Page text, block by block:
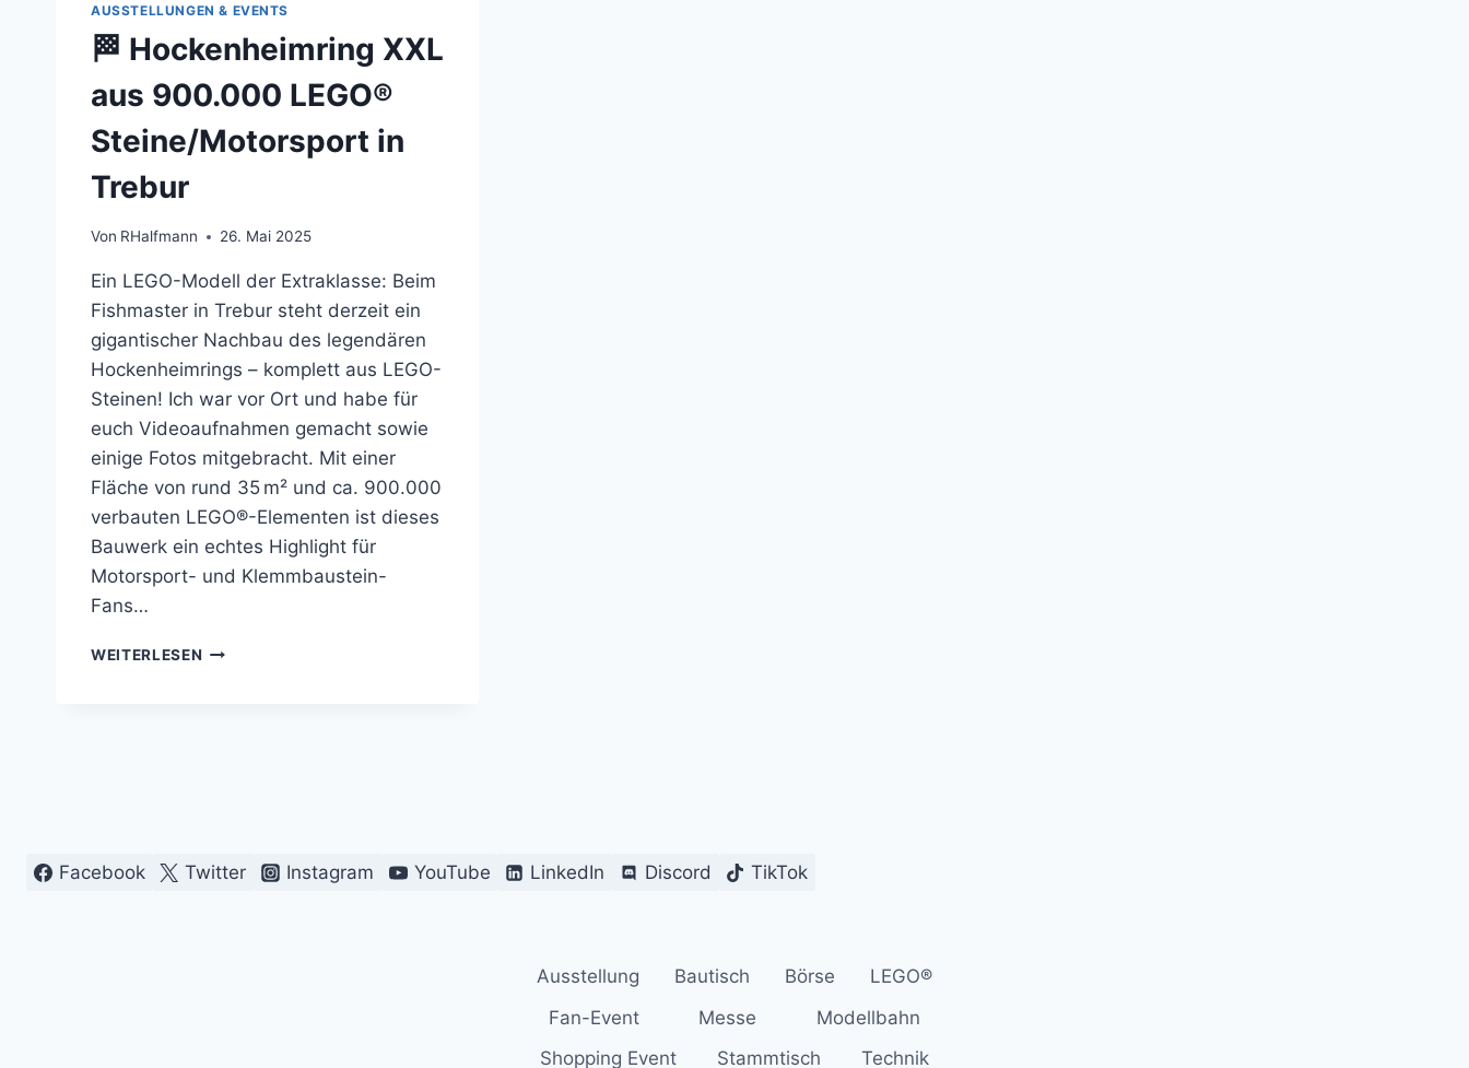
AUSSTELLUNGEN & EVENTS
🏁 Hockenheimring XXL
aus 900.000 LEGO®
Steine/Motorsport in
Trebur
Von RHalfmann 26. Mai 2025
Ein LEGO-Modell der Extraklasse: Beim
Fishmaster in Trebur steht derzeit ein
gigantischer Nachbau des legendären
Hockenheimrings – komplett aus LEGO-
Steinen! Ich war vor Ort und habe für
euch Videoaufnahmen gemacht sowie
einige Fotos mitgebracht. Mit einer
Fläche von rund 35 m² und ca. 900.000
verbauten LEGO®-Elementen ist dieses
Bauwerk ein echtes Highlight für
Motorsport- und Klemmbaustein-
Fans…
WEITERLESEN
Facebook Twitter Instagram YouTube LinkedIn Discord TikTok
Ausstellung Bautisch Börse
LEGO®
Fan-Event
Messe
Modellbahn
Shopping Event
Stammtisch Technik